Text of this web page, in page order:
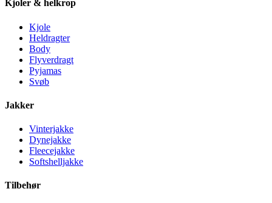
Kjoler & helkrop
Kjole
Heldragter
Body
Flyverdragt
Pyjamas
Svøb
Jakker
Vinterjakke
Dynejakke
Fleecejakke
Softshelljakke
Tilbehør